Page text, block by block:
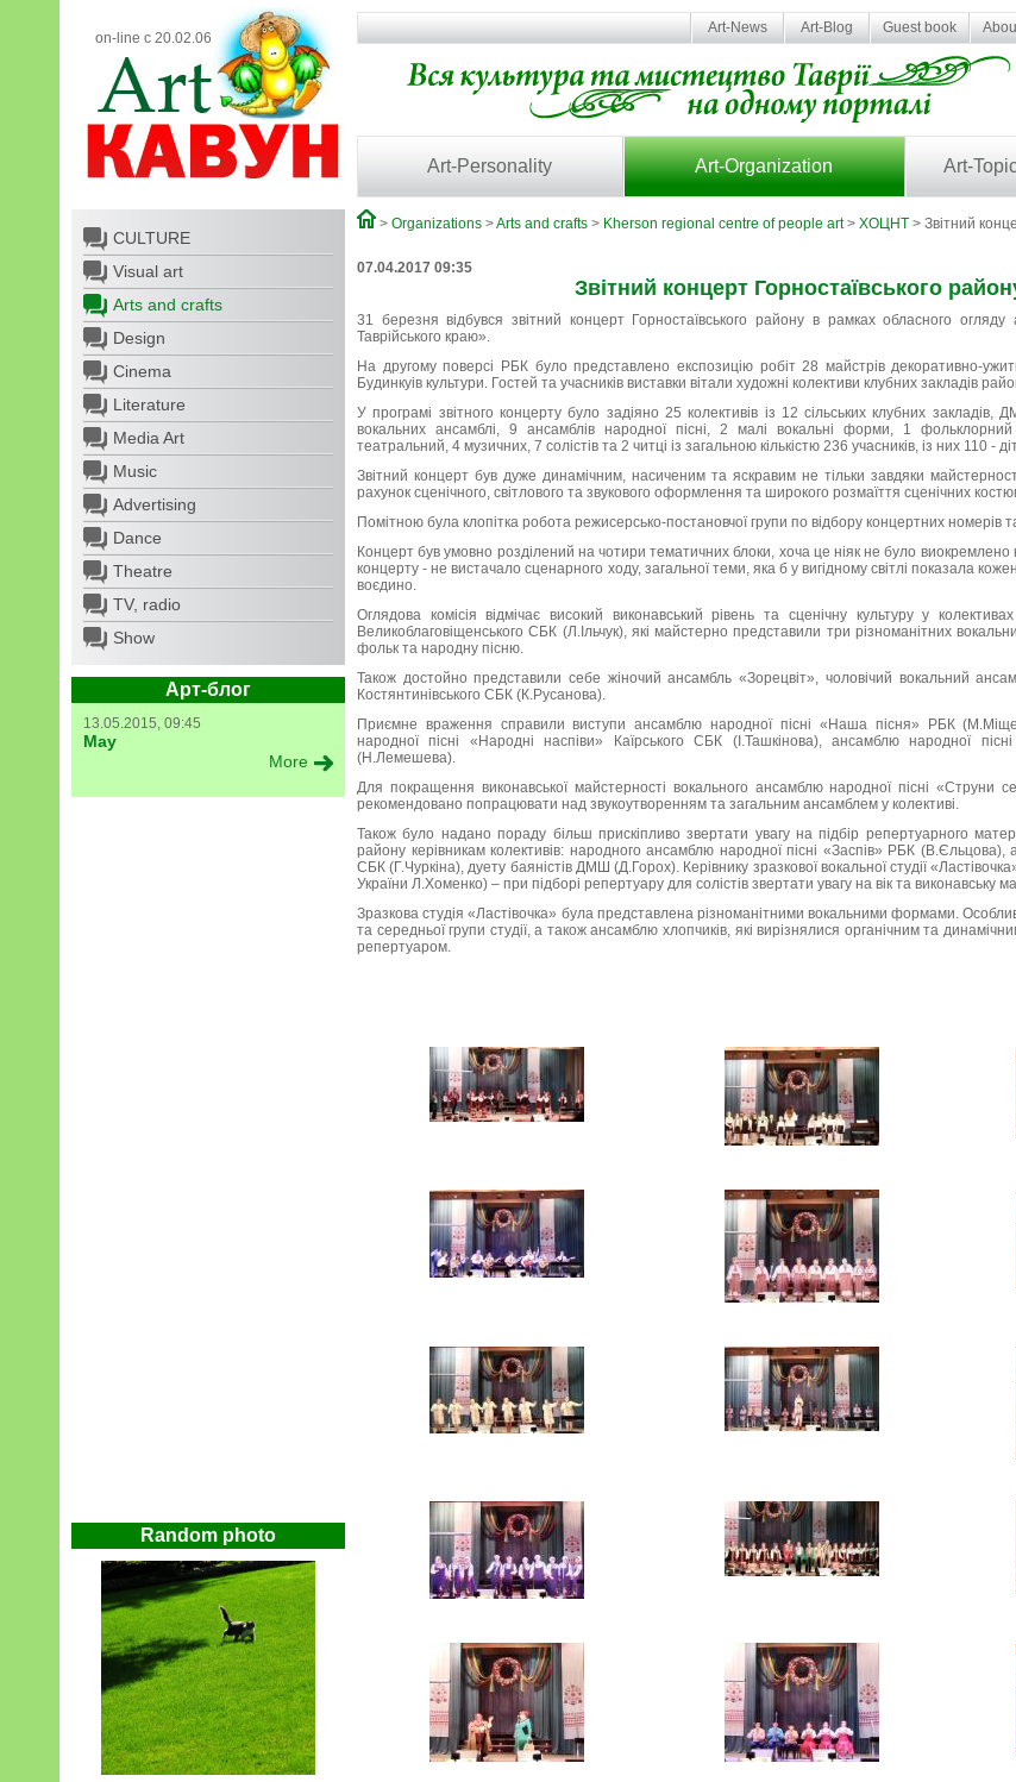
on-line с 20.02.06
Art-News Art-Blog Guest book
Art-Personality Art-Organization Art-
CULTURE
Visual art
Arts and crafts
Design
Cinema
Literature
Media Art
Music
Advertising
Dance
Theatre
TV, radio
Show
Арт-блог
13.05.2015, 09:45
May
More
Random photo
> Organizations >Arts and crafts > Kherson regional centre of people art> ХОЦНТ > Звітний
07.04.2017 09:35
Звітний концерт Горностаївського
31 березня відбувся звітний концерт Горностаївського району в рамках обласного
Таврійського краю».
На другому поверсі РБК було представлено експозицію робіт 28 майстрів декоративно-
Будинкуів культури. Гостей та учасників виставки вітали художні колективи клубних закладів
У програмі звітного концерту було задіяно 25 колективів із 12 сільських клубних
вокальних ансамблі, 9 ансамблів народної пісні, 2 малі вокальні форми, 1
театральний, 4 музичних, 7 солістів та 2 читці із загальною кількістю 236 учасників, із них 110 -
Звітний концерт був дуже динамічним, насиченим та яскравим не тільки завдяки
рахунок сценічного, світлового та звукового оформлення та широкого розмаїття сценічних
Помітною була клопітка робота режисерсько-постановчої групи по відбору концертних номерів
Концерт був умовно розділений на чотири тематичних блоки, хоча це ніяк не було виокремлено
концерту - не вистачало сценарного ходу, загальної теми, яка б у вигідному світлі показала
воєдино.
Оглядова комісія відмічає високий виконавський рівень та сценічну культуру у
Великоблаговіщенського СБК (Л.Ільчук), які майстерно представили три різноманітних
фольк та народну пісню.
Також достойно представили себе жіночий ансамбль «Зорецвіт», чоловічий вокальний
Костянтинівського СБК (К.Русанова).
Приємне враження справили виступи ансамблю народної пісні «Наша пісня» РБК
народної пісні «Народні наспіви» Каїрського СБК (І.Ташкінова), ансамблю народної
(Н.Лемешева).
Для покращення виконавської майстерності вокального ансамблю народної пісні «Струни
рекомендовано попрацювати над звукоутворенням та загальним ансамблем у колективі.
Також було надано пораду більш прискіпливо звертати увагу на підбір репертуарного
району керівникам колективів: народного ансамблю народної пісні «Заспів» РБК (В.Єльцова),
СБК (Г.Чуркіна), дуету баяністів ДМШ (Д.Горох). Керівнику зразкової вокальної студії
України Л.Хоменко) – при підборі репертуару для солістів звертати увагу на вік та виконавську
Зразкова студія «Ластівочка» була представлена різноманітними вокальними формами.
та середньої групи студії, а також ансамблю хлопчиків, які вирізнялися органічним та
репертуаром.